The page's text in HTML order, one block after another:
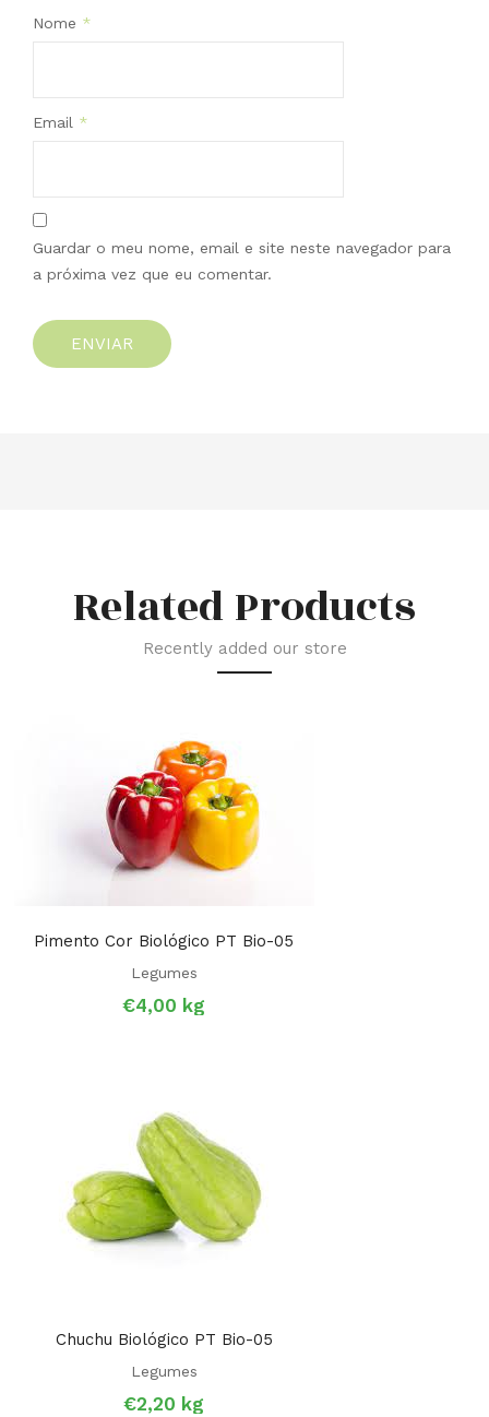
Nome *
Email *
Guardar o meu nome, email e site neste navegador para
a próxima vez que eu comentar.
Related Products
Recently added our store
Pimento Cor Biológico PT Bio-05
Legumes
€4,00 kg
Chuchu Biológico PT Bio-05
Legumes
€2,20 kg